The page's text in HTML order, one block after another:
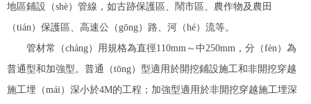
地區鋪設（shè）管線，如古跡保護區、鬧市區、農作物及農田
（tián）保護區、高速公（gōng）路、河（hé）流等。
管材常（cháng）用規格為直徑110mm～中250mm，分（fèn）為
普通型和加強型。普通（tōng）型適用於開挖鋪設施工和非開挖穿越
施工埋（mái）深小於4M的工程；加強型適用於非開挖穿越施工埋深